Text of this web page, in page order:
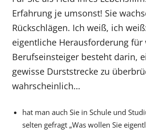
Erfahrung je umsonst! Sie
Rückschlägen. Ich weiß, ich
eigentliche Herausforderung für
Berufseinsteiger besteht darin,
gewisse Durststrecke zu
wahrscheinlich…
hat man auch Sie in Schule und
selten gefragt „Was wollen Sie